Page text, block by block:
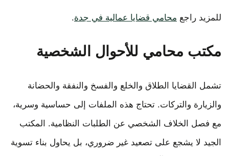
للمزيد راجع محامي قضايا عمالية في جدة.
مكتب محامي للأحوال الشخصية
تشمل القضايا الطلاق والخلع والفسخ والنفقة والحضانة
والزيارة والتركات. تحتاج هذه الملفات إلى حساسية وسرية،
مع فصل الخلاف الشخصي عن الطلبات النظامية. المكتب
الجيد لا يشجع على تصعيد غير ضروري، بل يحاول بناء تسوية